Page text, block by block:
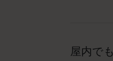
屋内で